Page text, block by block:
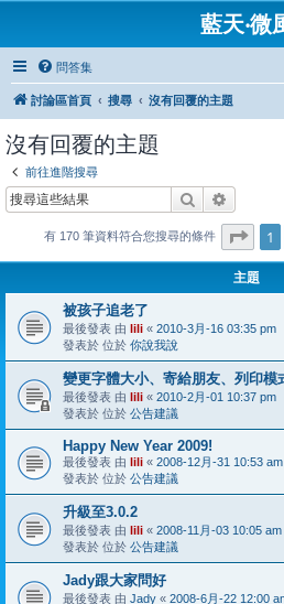
藍天‧微
問答集
討論區首頁 搜尋 沒有回覆的主題
沒有回覆的主題
前往進階搜尋
搜尋
有 170 筆資料符合您搜尋的條件 第 11
主題
被孩子追老了
最後發表 由 lili « 2010-3月-16 03:35 pm
發表於 位於 你說我說
變更字體大小、寄給朋友、列印模
最後發表 由 lili « 2010-2月-01 10:37 pm
發表於 位於 公告建議
Happy New Year 2009!
最後發表 由 lili « 2008-12月-31 10:53 am
發表於 位於 公告建議
升級至3.0.2
最後發表 由 lili « 2008-11月-03 10:05 am
發表於 位於 公告建議
Jady跟大家問好
最後發表 由 Jady « 2008-6月-22 12:00